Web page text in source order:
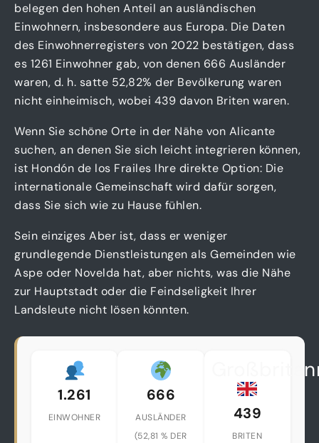
belegen den hohen Anteil an ausländischen
Einwohnern, insbesondere aus Europa. Die Daten
des Einwohnerregisters von 2022 bestätigen, dass
es 1261 Einwohner gab, von denen 666 Ausländer
waren, d. h. satte 52,82% der Bevölkerung waren
nicht einheimisch, wobei 439 davon Briten waren.
Wenn Sie schöne Orte in der Nähe von Alicante
suchen, an denen Sie sich leicht integrieren können,
ist Hondón de los Frailes Ihre direkte Option: Die
internationale Gemeinschaft wird dafür sorgen,
dass Sie sich wie zu Hause fühlen.
Sein einziges Aber ist, dass er weniger
grundlegende Dienstleistungen als Gemeinden wie
Aspe oder Novelda hat, aber nichts, was die Nähe
zur Hauptstadt oder die Feindseligkeit Ihrer
Landsleute nicht lösen könnten.
1.261
EINWOHNER
666
AUSLÄNDER
(52,81 % DER
439
BRITEN